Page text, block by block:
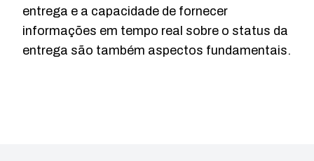
entrega e a capacidade de fornecer
informações em tempo real sobre o status da
entrega são também aspectos fundamentais.